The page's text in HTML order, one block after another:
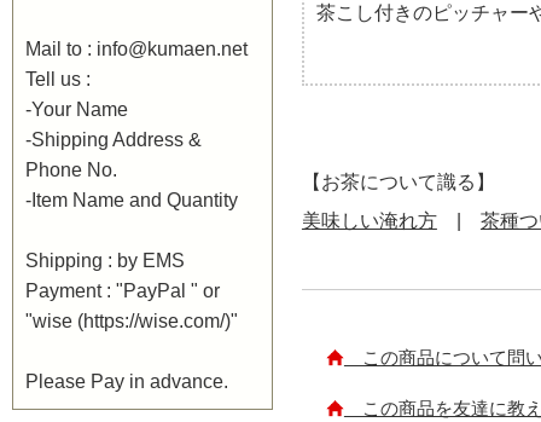
茶こし付きのピッチャー
【お茶について識る】
美味しい淹れ方| 茶種
この商品について問
この商品を友達に教
Mail to : info@kumaen.net
Tell us :
-Your Name
-Shipping Address &
Phone No.
-Item Name and Quantity
Shipping : by EMS
Payment : "PayPal " or
"wise (https://wise.com/)"
Please Pay in advance.